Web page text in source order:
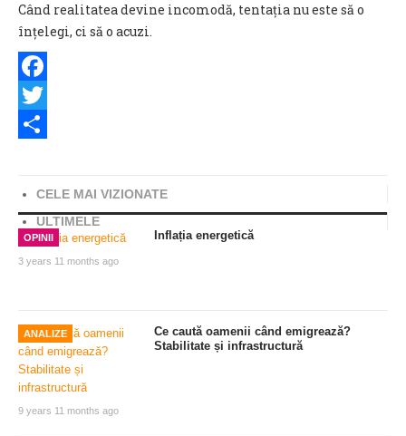
Când realitatea devine incomodă, tentația nu este să o
înțelegi, ci să o acuzi.
Facebook
Twitter
CELE MAI VIZIONATE
ULTIMELE
OPINII
3 years 11 months ago
Inflația energetică
ANALIZE
9 years 11 months ago
Ce caută oamenii când emigrează?
Stabilitate și infrastructură